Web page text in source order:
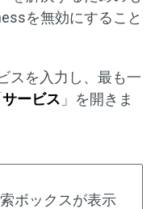
を無効にすること
スを入力し、最も一
サービス 」を開きま
ボックスが表示